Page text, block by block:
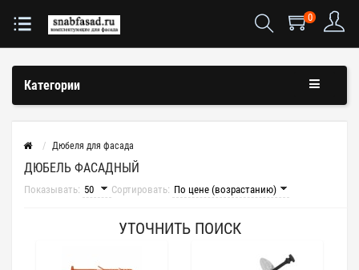
0
Категории
Дюбеля для фасада
ДЮБЕЛЬ ФАСАДНЫЙ
Показывать: Сортировать:
УТОЧНИТЬ ПОИСК